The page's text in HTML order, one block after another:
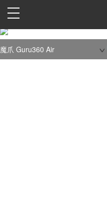
魔爪 Guru360 Air